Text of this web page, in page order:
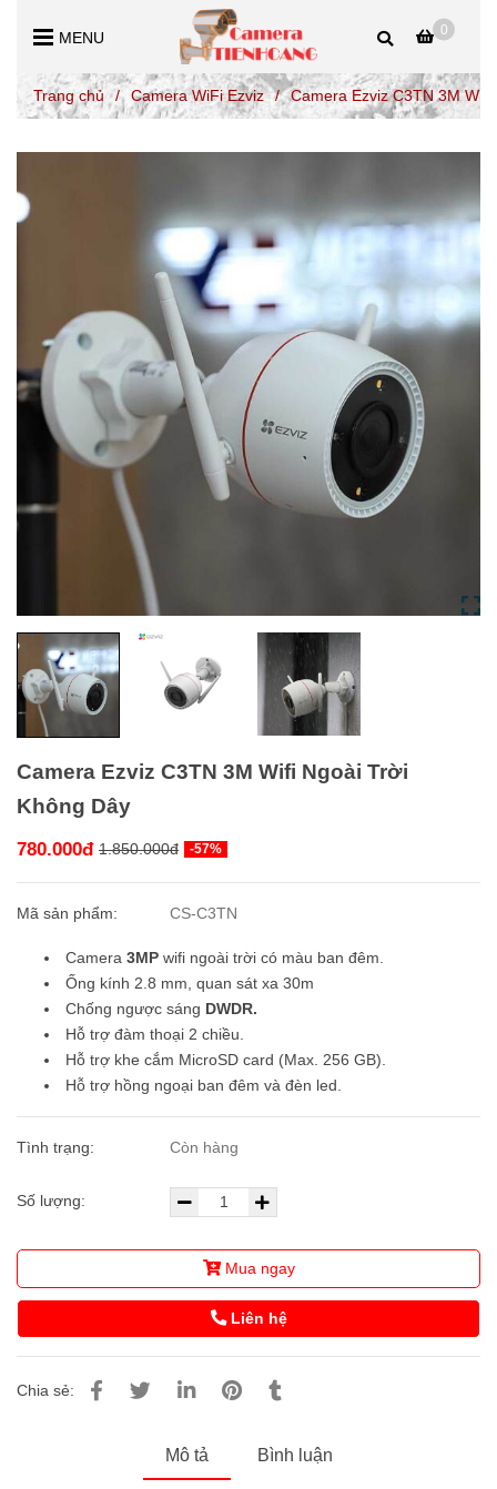
0
MENU
Trang chủ / Camera WiFi Ezviz / Camera Ezviz C3TN 3M
Camera Ezviz C3TN 3M Wifi Ngoài Trời
Không Dây
780.000đ 1.850.000đ -57%
Mã sản phẩm: CS-C3TN
Camera 3MP wifi ngoài trời có màu ban đêm.
Ống kính 2.8 mm, quan sát xa 30m
Chống ngược sáng DWDR.
Hỗ trợ đàm thoại 2 chiều.
Hỗ trợ khe cắm MicroSD card (Max. 256 GB).
Hỗ trợ hồng ngoại ban đêm và đèn led.
Tình trạng: Còn hàng
Số lượng:
Mua ngay
Liên hệ
Chia sẻ:
Mô tả Bình luận